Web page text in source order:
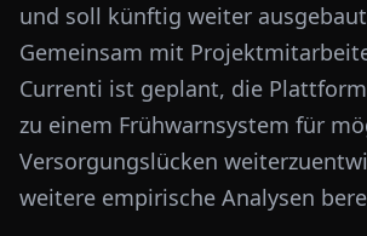
und soll künftig weiter
Gemeinsam mit
Currenti ist geplant, die
zu einem Frühwarnsystem für
Versorgungslücken
weitere empirische Analysen